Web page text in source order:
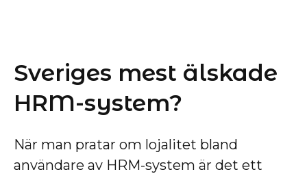
Sveriges mest älskade
HRM-system?
När man pratar om lojalitet bland
användare av HRM-system är det ett